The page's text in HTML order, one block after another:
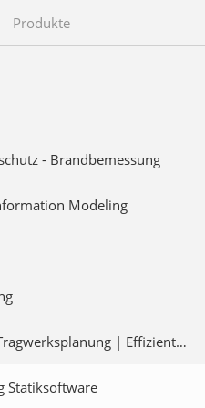
in der
& Detailnachweis
Statiksoftware
werden innerhalb eines
als Lasten auf andere
Produkte
- Brandbemessung
Modeling
Strukturmodell Tragwerksplanung | Effizient modellieren
Statiksoftware